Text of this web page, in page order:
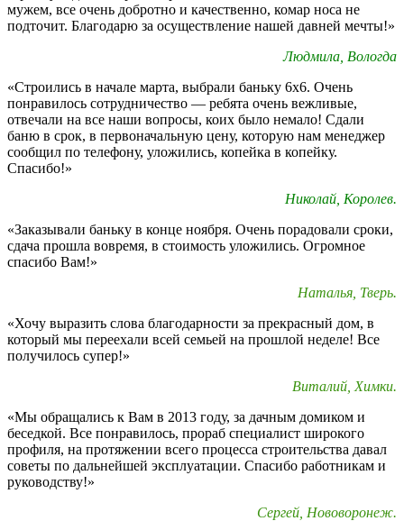
мужем, все очень добротно и качественно, комар носа не
подточит. Благодарю за осуществление нашей давней мечты!»
Людмила, Вологда
«Строились в начале марта, выбрали баньку 6х6. Очень
понравилось сотрудничество — ребята очень вежливые,
отвечали на все наши вопросы, коих было немало! Сдали
баню в срок, в первоначальную цену, которую нам менеджер
сообщил по телефону, уложились, копейка в копейку.
Спасибо!»
Николай, Королев.
«Заказывали баньку в конце ноября. Очень порадовали сроки,
сдача прошла вовремя, в стоимость уложились. Огромное
спасибо Вам!»
Наталья, Тверь.
«Хочу выразить слова благодарности за прекрасный дом, в
который мы переехали всей семьей на прошлой неделе! Все
получилось супер!»
Виталий, Химки.
«Мы обращались к Вам в 2013 году, за дачным домиком и
беседкой. Все понравилось, прораб специалист широкого
профиля, на протяжении всего процесса строительства давал
советы по дальнейшей эксплуатации. Спасибо работникам и
руководству!»
Сергей, Нововоронеж.